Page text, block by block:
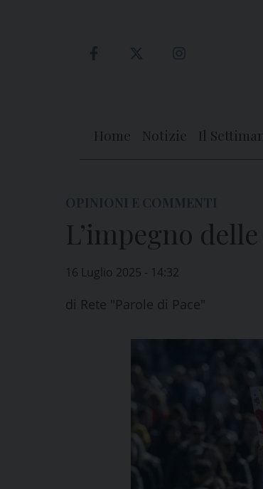
Home Notizie Il
L’impegno
16 Luglio 2025 - 14:32
di Rete "Parole di Pace"